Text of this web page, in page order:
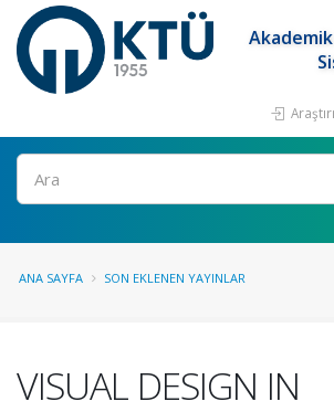
Ara
ANA SAYFA SON EKLENEN YAYINLAR
VISUAL DESIGN IN